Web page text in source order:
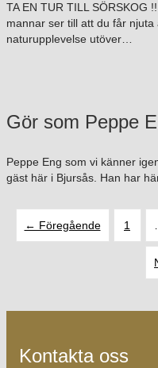
TA EN TUR TILL SÖRSKOG
mannar ser till att du får
naturupplevelse utöver…
Gör som Peppe
Peppe Eng som vi känner
gäst här i Bjursås. Han har
← Föregående 1
Kontakta oss